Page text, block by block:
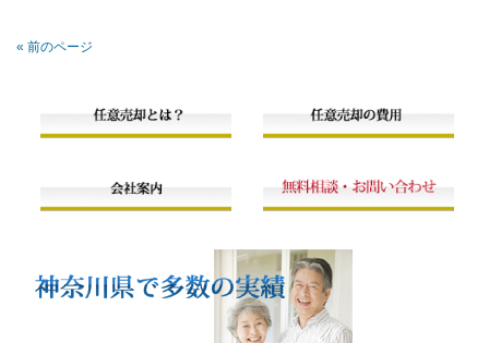
« 前のページ